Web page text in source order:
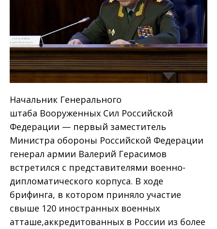
Начальник Генерального
штаба Вооруженных Сил Российской
Федерации — первый заместитель
Министра обороны Российской Федерации
генерал армии Валерий Герасимов
встретился с представителями военно-
дипломатического корпуса. В ходе
брифинга, в котором приняло участие
свыше 120 иностранных военных
атташе,аккредитованных в России из более